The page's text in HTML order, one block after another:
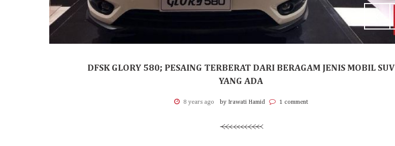
DFSK GLORY 580; PESAING TERBERAT DARI BERAGAM JENIS MOBIL SUV
YANG ADA
8 years ago by Irawati Hamid 1 comment